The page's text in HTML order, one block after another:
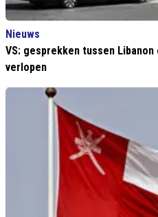
Nieuws
VS: gesprekken tussen
verlopen